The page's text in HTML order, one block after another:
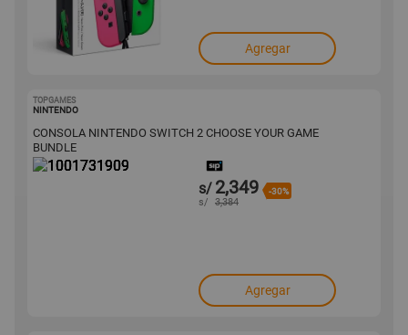
Agregar
TOPGAMES
NINTENDO
CONSOLA NINTENDO SWITCH 2 CHOOSE YOUR GAME
BUNDLE
s/ 2,349 -30%
s/ 3,384
Agregar